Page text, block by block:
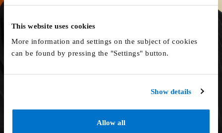
This website uses cookies
More information and settings on the subject of cookies
can be found by pressing the "Settings" button.
Show details
Allow all